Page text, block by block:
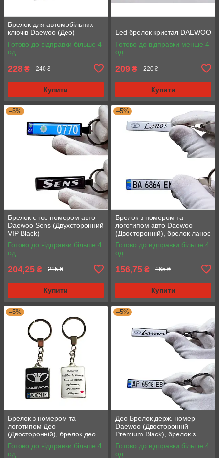
Брелок для автомобільних
ключів Daewoo (Део)
Готово до відправки більше 4
од.
228 ₴ 240 ₴
Купити
Led брелок кристал DAEWOO
Готово до відправки менше 4
од.
209 ₴ 220 ₴
Купити
–5%
Брелок с гос номером авто
Daewoo Sens (Двухсторонний
VIP Black)
Готово до відправки більше 4
од.
204,25 ₴ 215 ₴
Купити
–5%
Брелок з номером та
логотипом авто Daewoo
(Двосторонній), брелок ланос
Готово до відправки більше 4
од.
156,75 ₴ 165 ₴
Купити
–5%
Брелок з номером та
логотипом Део
(Двосторонній), брелок део
Готово до відправки більше 4
од.
–5%
Део Брелок держ. номер
Daewoo (Двосторонній
Premium Black), брелок з
логотипом Деу
Готово до відправки більше 4
од.